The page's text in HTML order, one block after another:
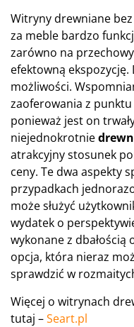
Witryny drewniane
za meble bardzo
zarówno na
efektowną
możliwości.
zaoferowania z
ponieważ jest on
niejednokrotnie
atrakcyjny stosunek
ceny. Te dwa aspekty
przypadkach
może służyć
wydatek o
wykonane z dbałością
opcja, która nieraz
sprawdzić w
Więcej o witrynach
tutaj –Seart.pl